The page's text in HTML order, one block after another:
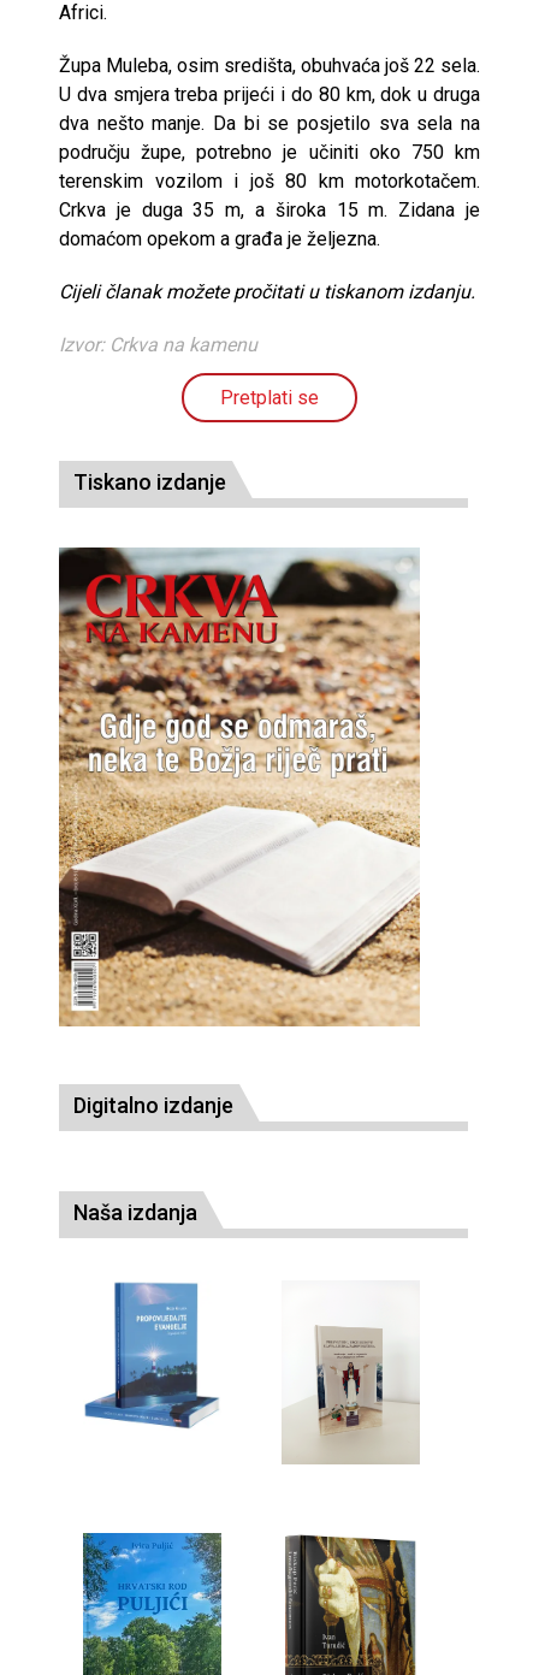
Africi.
Župa Muleba, osim središta, obuhvaća još 22 sela.
U dva smjera treba prijeći i do 80 km, dok u druga
dva nešto manje. Da bi se posjetilo sva sela na
području župe, potrebno je učiniti oko 750 km
terenskim vozilom i još 80 km motorkotačem.
Crkva je duga 35 m, a široka 15 m. Zidana je
domaćom opekom a građa je željezna.
Cijeli članak možete pročitati u tiskanom izdanju.
Izvor: Crkva na kamenu
Pretplati se
Tiskano izdanje
Digitalno izdanje
Naša izdanja